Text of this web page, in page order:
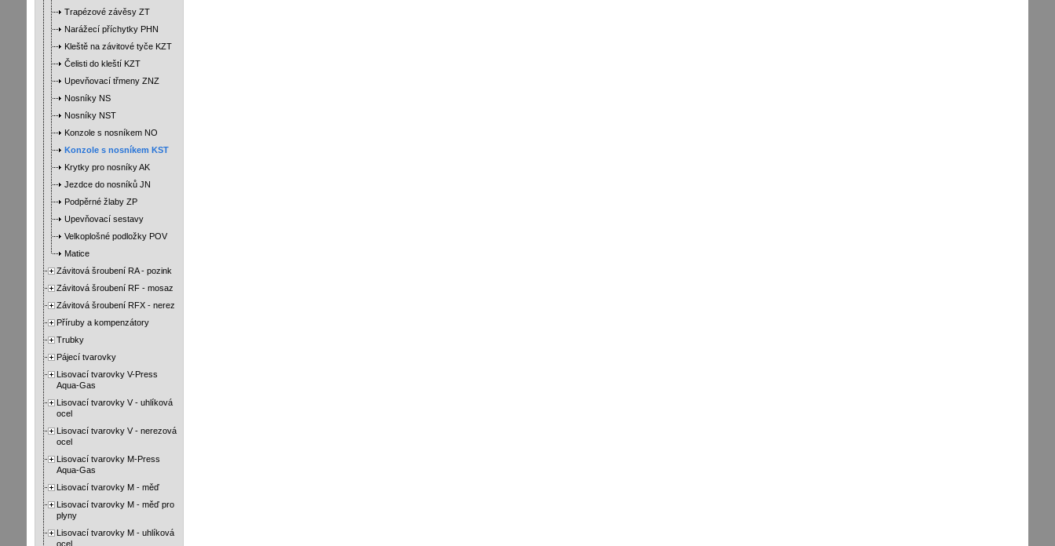
Trapézové závěsy ZT
Narážecí příchytky PHN
Kleště na závitové tyče KZT
Čelisti do kleští KZT
Upevňovací třmeny ZNZ
Nosníky NS
Nosníky NST
Konzole s nosníkem NO
Konzole s nosníkem KST
Krytky pro nosníky AK
Jezdce do nosníků JN
Podpěrné žlaby ZP
Upevňovací sestavy
Velkoplošné podložky POV
Matice
Závitová šroubení RA - pozink
Závitová šroubení RF - mosaz
Závitová šroubení RFX - nerez
Příruby a kompenzátory
Trubky
Pájecí tvarovky
Lisovací tvarovky V-Press
Aqua-Gas
Lisovací tvarovky V - uhlíková
ocel
Lisovací tvarovky V - nerezová
ocel
Lisovací tvarovky M-Press
Aqua-Gas
Lisovací tvarovky M - měď
Lisovací tvarovky M - měď pro
plyny
Lisovací tvarovky M - uhlíková
ocel